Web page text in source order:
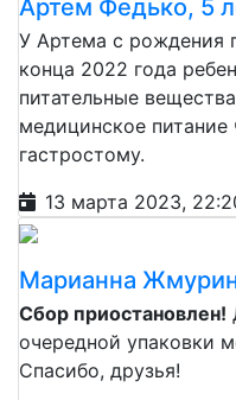
Артем Федько, 5
У Артема с рождения
конца 2022 года
питательные
медицинское питание
гастростому.
13 марта 2023,
Марианна
Сбор приостановлен!
очередной упаковки
Спасибо, друзья!